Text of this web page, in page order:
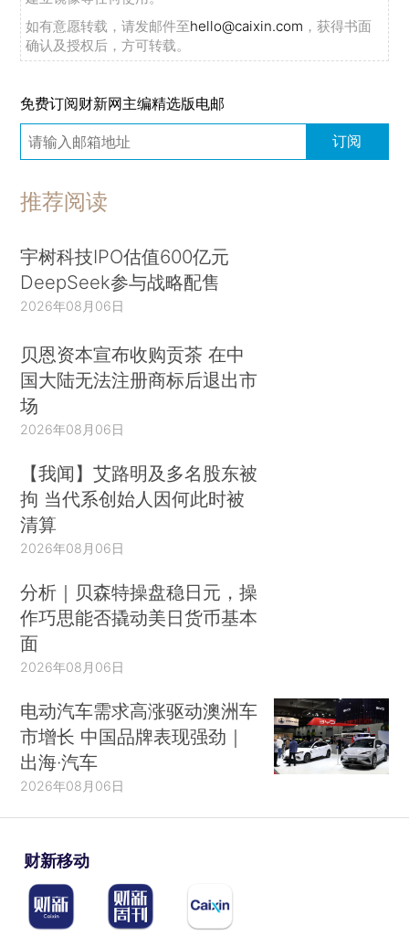
如有意愿转载，请发邮件至hello@caixin.com ，获得书面
确认及授权后，方可转载。
免费订阅财新网主编精选版电邮
订阅
推荐阅读
宇树科技IPO估值600亿元
DeepSeek参与战略配售
2026年08月06日
贝恩资本宣布收购贡茶 在中
国大陆无法注册商标后退出市
场
2026年08月06日
【我闻】艾路明及多名股东被
拘 当代系创始人因何此时被
清算
2026年08月06日
分析｜贝森特操盘稳日元，操
作巧思能否撬动美日货币基本
面
2026年08月06日
电动汽车需求高涨驱动澳洲车
市增长 中国品牌表现强劲｜
出海·汽车
2026年08月06日
财新移动